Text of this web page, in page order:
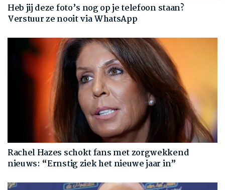
Heb jij deze foto’s nog op je telefoon staan?
Verstuur ze nooit via WhatsApp
Rachel Hazes schokt fans met zorgwekkend
nieuws: “Ernstig ziek het nieuwe jaar in”